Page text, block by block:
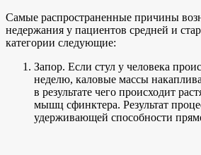
Самые распространенные причины
недержания у пациентов средней и
категории следующие:
Запор. Если стул у человека
неделю, каловые массы
в результате чего происходит
мышц сфинктера. Результат
удерживающей способности